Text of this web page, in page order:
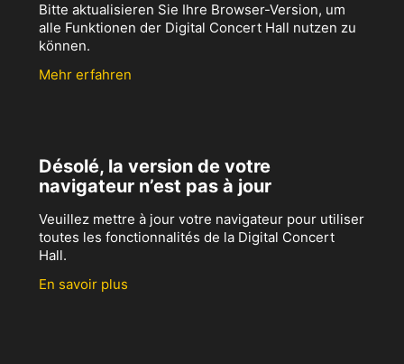
Bitte aktualisieren Sie Ihre Browser-Version, um
alle Funktionen der Digital Concert Hall nutzen zu
können.
Mehr erfahren
Désolé, la version de votre
navigateur n’est pas à jour
Veuillez mettre à jour votre navigateur pour utiliser
toutes les fonctionnalités de la Digital Concert
Hall.
En savoir plus